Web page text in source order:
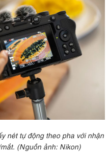
nét tự động theo pha với nhận
(Nguồn ảnh: Nikon)